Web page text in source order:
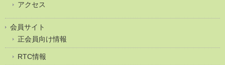
アクセス
会員サイト
正会員向け情報
RTC情報